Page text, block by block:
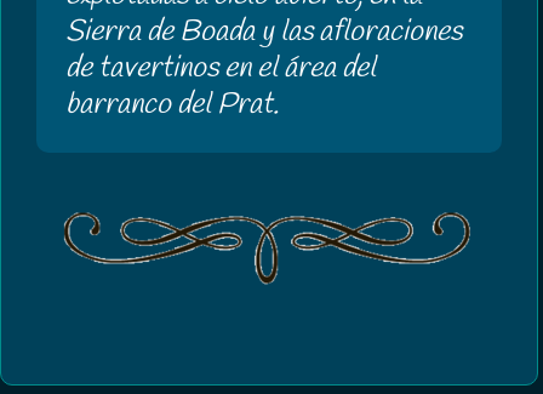
Sierra de Boada y las afloraciones
de tavertinos en el área del
barranco del Prat.